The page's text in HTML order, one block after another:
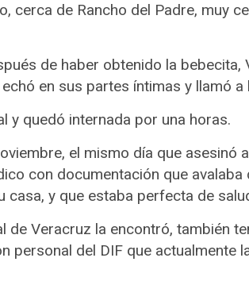
cerca de Rancho del Padre, muy
de haber obtenido la
en sus partes íntimas y llamó a
y quedó internada por una horas.
el mismo día que asesinó
con documentación que avalaba
casa, y que estaba perfecta de
de Veracruz la encontró, también
personal del DIF que actualmente